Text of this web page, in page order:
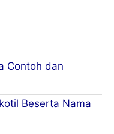
Contoh dan
Beserta Nama